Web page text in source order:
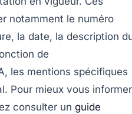
notamment le numéro
la date, la description
de
les mentions spécifiques
Pour mieux vous informer
consulter un guide